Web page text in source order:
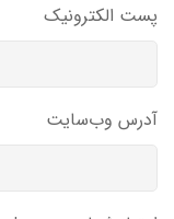
پست الکترونیک
آدرس وب‌سایت